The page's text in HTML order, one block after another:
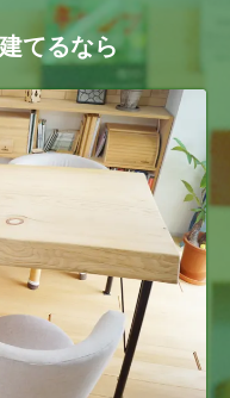
てるなら